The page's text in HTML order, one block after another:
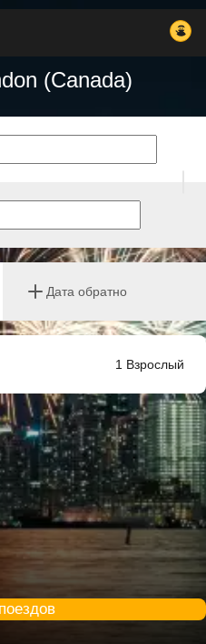
(Canada)
Дата обратно
1 Взрослый